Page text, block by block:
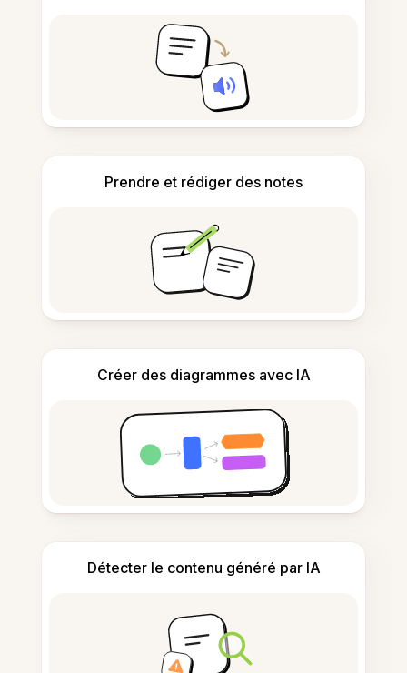
Prendre et rédiger des notes
Créer des diagrammes avec IA
Détecter le contenu généré par IA